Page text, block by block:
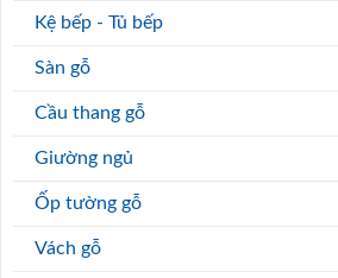
Kệ bếp - Tủ bếp
Sàn gỗ
Cầu thang gỗ
Giường ngủ
Ốp tường gỗ
Vách gỗ